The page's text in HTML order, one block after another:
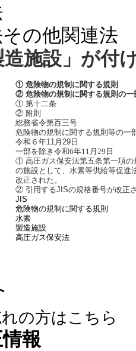
の他関連法
施設」が付
① 危険物の規制に関する規則
② 危険物の規制に関する規則の一
① 第十二条
② 附則
総務省令第百三号
危険物の規制に関する規則等の一
令和６年11月29日
一部を除き令和6年11 月 29 日
① 高圧ガス保安法第五条第一項の
の施設として、水素等供給等促進
改正された。
② 引用するJISの規格番号が改正
JIS
危険物の規制に関する規則
水素
製造施設
高圧ガス保安法
の方はこちら
報